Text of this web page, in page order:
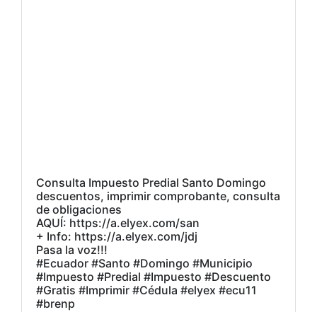
Consulta Impuesto Predial Santo Domingo
descuentos, imprimir comprobante, consulta
de obligaciones
AQUÍ: https://a.elyex.com/san
+ Info: https://a.elyex.com/jdj
Pasa la voz!!!
#Ecuador #Santo #Domingo #Municipio
#Impuesto #Predial #Impuesto #Descuento
#Gratis #Imprimir #Cédula #elyex #ecu11
#brenp